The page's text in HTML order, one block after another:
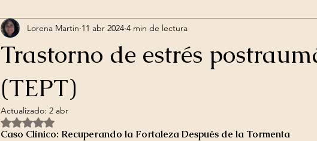
Trastorno de estrés
(TEPT)
Lorena Martin 11 abr 2024 4 min de lectura
Actualizado: 2 abr
Obtuvo NaN de 5 estrellas.
Caso Clínico: Recuperando la Fortaleza Después de la Tormenta